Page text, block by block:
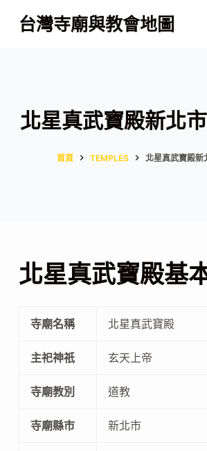
跳
至
台灣寺廟與教會地圖
北星真武寶殿新北
首頁 TEMPLES 北星真武寶殿新
北星真武寶殿基
寺廟名稱 北星真武寶殿
主祀神祇 玄天上帝
寺廟教別 道教
寺廟縣市 新北市